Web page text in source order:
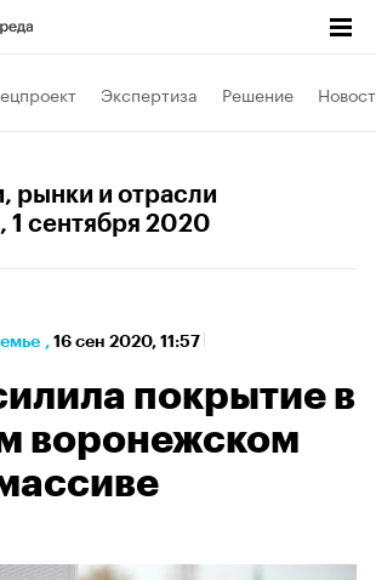
Экспертиза Решение
рынки и отрасли
, 1 сентября 2020
, 16 сен 2020, 11:57
покрытие в
воронежском